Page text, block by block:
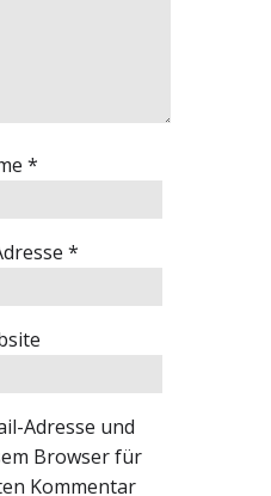
*
*
Adresse und
Browser für
Kommentar